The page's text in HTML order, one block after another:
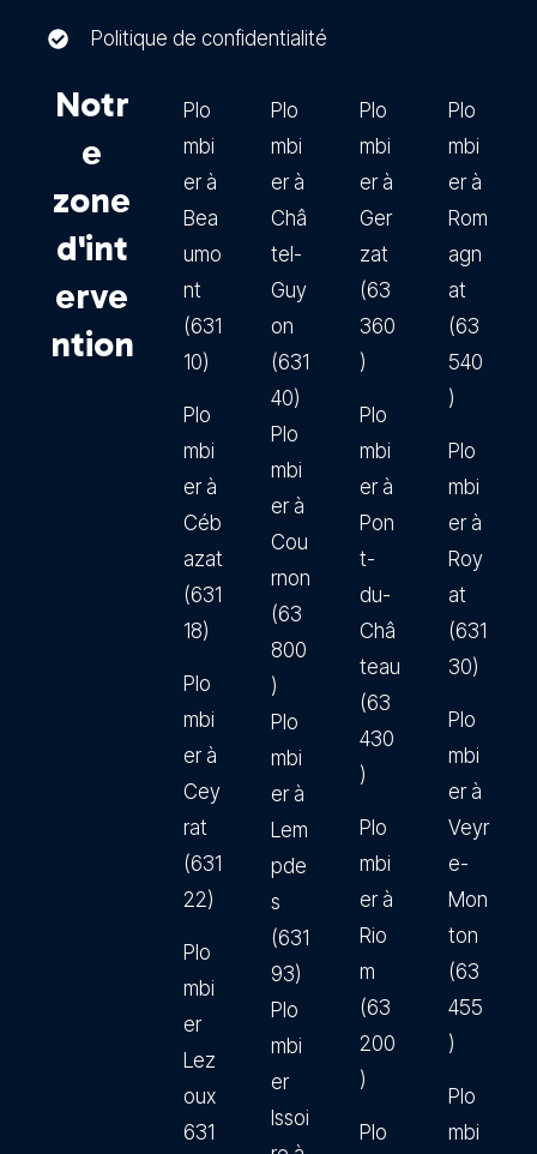
Politique de confidentialité
Notr
e
zone
d'int
erve
ntion
Plo
mbi
er à
Bea
umo
nt
(631
10)
Plo
mbi
er à
Céb
azat
(631
18)
Plo
mbi
er à
Cey
rat
(631
22)
Plo
mbi
er
Lez
oux
631
Plo
mbi
er à
Châ
tel-
Guy
on
(631
40)
Plo
mbi
er à
Cou
rnon
(63
800
)
Plo
mbi
er à
Lem
pde
s
(631
93)
Plo
mbi
er
Issoi
Plo
mbi
er à
Ger
zat
(63
360
)
Plo
mbi
er à
Pon
t-
du-
Châ
teau
(63
430
)
Plo
mbi
er à
Rio
m
(63
200
)
Plo
Plo
mbi
er à
Rom
agn
at
(63
540
)
Plo
mbi
er à
Roy
at
(631
30)
Plo
mbi
er à
Veyr
e-
Mon
ton
(63
455
)
Plo
mbi